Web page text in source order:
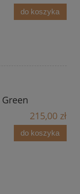
do koszyka
215,00 zł
do koszyka